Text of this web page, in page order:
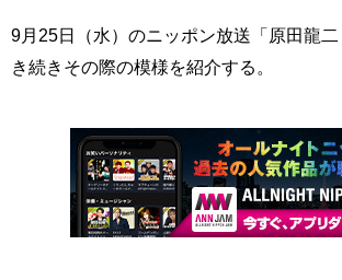
9月25日（水）のニッポン放送「原田龍
き続きその際の模様を紹介する。